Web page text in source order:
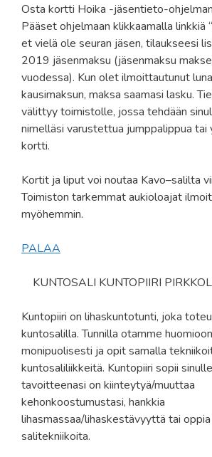
Osta kortti Hoika -jäsentieto-
Pääset ohjelmaan klikkaamalla linkkiä
et vielä ole seuran jäsen, tilaukseesi
2019 jäsenmaksu (jäsenmaksu
vuodessa). Kun olet ilmoittautunut
kausimaksun, maksa saamasi lasku.
välittyy toimistolle, jossa tehdään
nimelläsi varustettua jumppalippua
kortti.
Kortit ja liput voi noutaa Kavo–salilta
Toimiston tarkemmat aukioloajat
myöhemmin.
PALAA
KUNTOSALI KUNTOPIIRI
Kuntopiiri on lihaskuntotunti, joka
kuntosalilla. Tunnilla otamme
monipuolisesti ja opit samalla
kuntosaliliikkeitä. Kuntopiiri sopii
tavoitteenasi on kiinteytyä/muuttaa
kehonkoostumustasi, hankkia
lihasmassaa/lihaskestävyyttä tai oppia
salitekniikoita.